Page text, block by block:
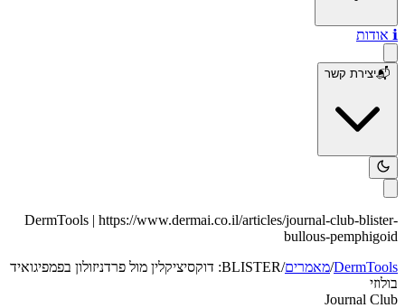
ℹ️ אודות
📬יצירת קשר
DermTools | https://www.dermai.co.il/articles/journal-club-blister-
bullous-pemphigoid
DermTools
/מאמרים/
BLISTER: דוקסיציקלין מול פרדניזולון בפמפיגואיד
בולוזי
Journal Club